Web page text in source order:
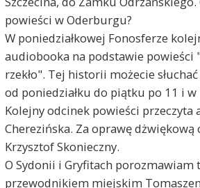
powieści w Oderburgu?
W poniedziałkowej Fonosferze
audiobooka na podstawie powieści
rzekło". Tej historii możecie
od poniedziałku do piątku po 11 i w
Kolejny odcinek powieści przeczyta
Cherezińska. Za oprawę dżwiękową
Krzysztof Skonieczny.
O Sydonii i Gryfitach porozmawiam
przewodnikiem miejskim